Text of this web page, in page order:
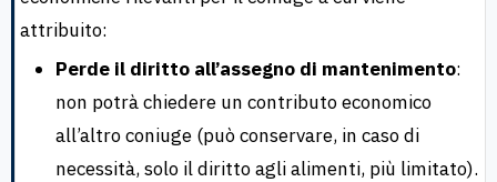
attribuito:
Perde il diritto all’assegno di mantenimento:
non potrà chiedere un contributo economico
all’altro coniuge (può conservare, in caso di
necessità, solo il diritto agli alimenti, più limitato).